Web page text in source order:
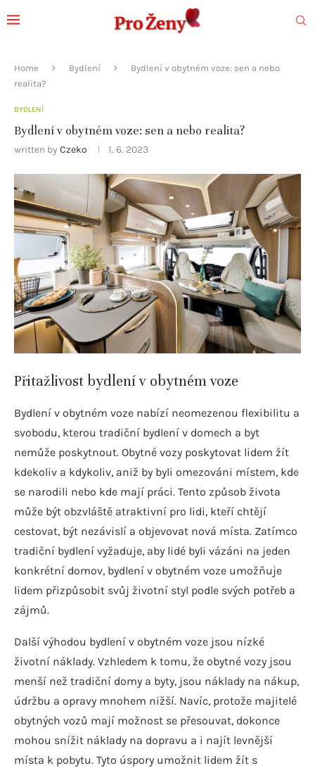
Home Bydlení
Bydlení v obytném voze: sen a nebo
realita?
BYDLENÍ
Bydlení v obytném voze: sen a nebo realita?
written by Czeko 1. 6. 2023
Přitažlivost bydlení v obytném voze
Bydlení v obytném voze nabízí neomezenou flexibilitu a
svobodu, kterou tradiční bydlení v domech a byt
nemůže poskytnout. Obytné vozy poskytovat lidem žít
kdekoliv a kdykoliv, aniž by byli omezováni místem, kde
se narodili nebo kde mají práci. Tento způsob života
může být obzvláště atraktivní pro lidi, kteří chtějí
cestovat, být nezávislí a objevovat nová místa. Zatímco
tradiční bydlení vyžaduje, aby lidé byli vázáni na jeden
konkrétní domov, bydlení v obytném voze umožňuje
lidem přizpůsobit svůj životní styl podle svých potřeb a
zájmů.
Další výhodou bydlení v obytném voze jsou nízké
životní náklady. Vzhledem k tomu, že obytné vozy jsou
menší než tradiční domy a byty, jsou náklady na nákup,
údržbu a opravy mnohem nižší. Navíc, protože majitelé
obytných vozů mají možnost se přesouvat, dokonce
mohou snížit náklady na dopravu a i najít levnější
místa k pobytu. Tyto úspory umožnit lidem žít s